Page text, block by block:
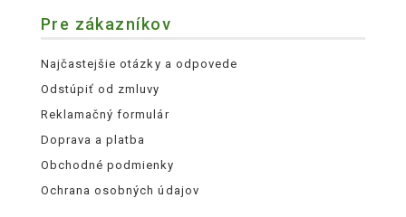
Pre zákazníkov
Najčastejšie otázky a odpovede
Odstúpiť od zmluvy
Reklamačný formulár
Doprava a platba
Obchodné podmienky
Ochrana osobných údajov